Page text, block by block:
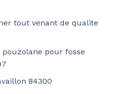
tout venant de qualite
pour fosse
84300